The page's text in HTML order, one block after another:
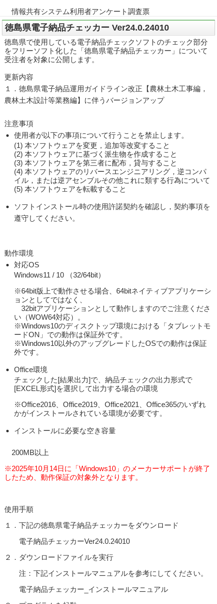
情報共有システム利用者アンケート調査票
徳島県電子納品チェッカー Ver24.0.24010
徳島県で使用している電子納品チェックソフトのチェック部分
をフリーソフト化した「徳島県電子納品チェッカー」について
受注者を対象に公開します。
更新内容
１．徳島県電子納品運用ガイドライン改正【農林土木工事編，
農林土木設計等業務編】に伴うバージョンアップ
注意事項
使用者が以下の事項について行うことを禁止します。
(1) 本ソフトウェアを変更，追加等改変すること
(2) 本ソフトウェアに基づく派生物を作成すること
(3) 本ソフトウェアを第三者に配布，貸与すること
(4) 本ソフトウェアのリバースエンジニアリング，逆コンパ
イル，または逆アセンブルその他これに類する行為について
(5) 本ソフトウェアを転載すること
ソフトインストール時の使用許諾契約を確認し，契約事項を
遵守してください。
動作環境
対応OS
Windows11 / 10 （32/64bit）
※64bit版上で動作させる場合、64bitネイティブアプリケーシ
ョンとしてではなく、
32bitアプリケーションとして動作しますのでご注意くださ
い（WOW64対応）。
※Windows10のディスクトップ環境における「タブレットモ
ードON」での動作は保証外です。
※Windows10以外のアップグレードしたOSでの動作は保証
外です。
Office環境
チェックした[結果出力]で、納品チェックの出力形式で
[EXCEL形式]を選択して出力する場合の環境
※Office2016、Office2019、Office2021、Office365のいずれ
かがインストールされている環境が必要です。
インストールに必要な空き容量
200MB以上
※2025年10月14日に「Windows10」のメーカーサポートが終了
したため、動作保証の対象外となります。
使用手順
１．下記の徳島県電子納品チェッカーをダウンロード
電子納品チェッカーVer24.0.24010
２．ダウンロードファイルを実行
注：下記インストールマニュアルを参考にしてください。
電子納品チェッカー_インストールマニュアル